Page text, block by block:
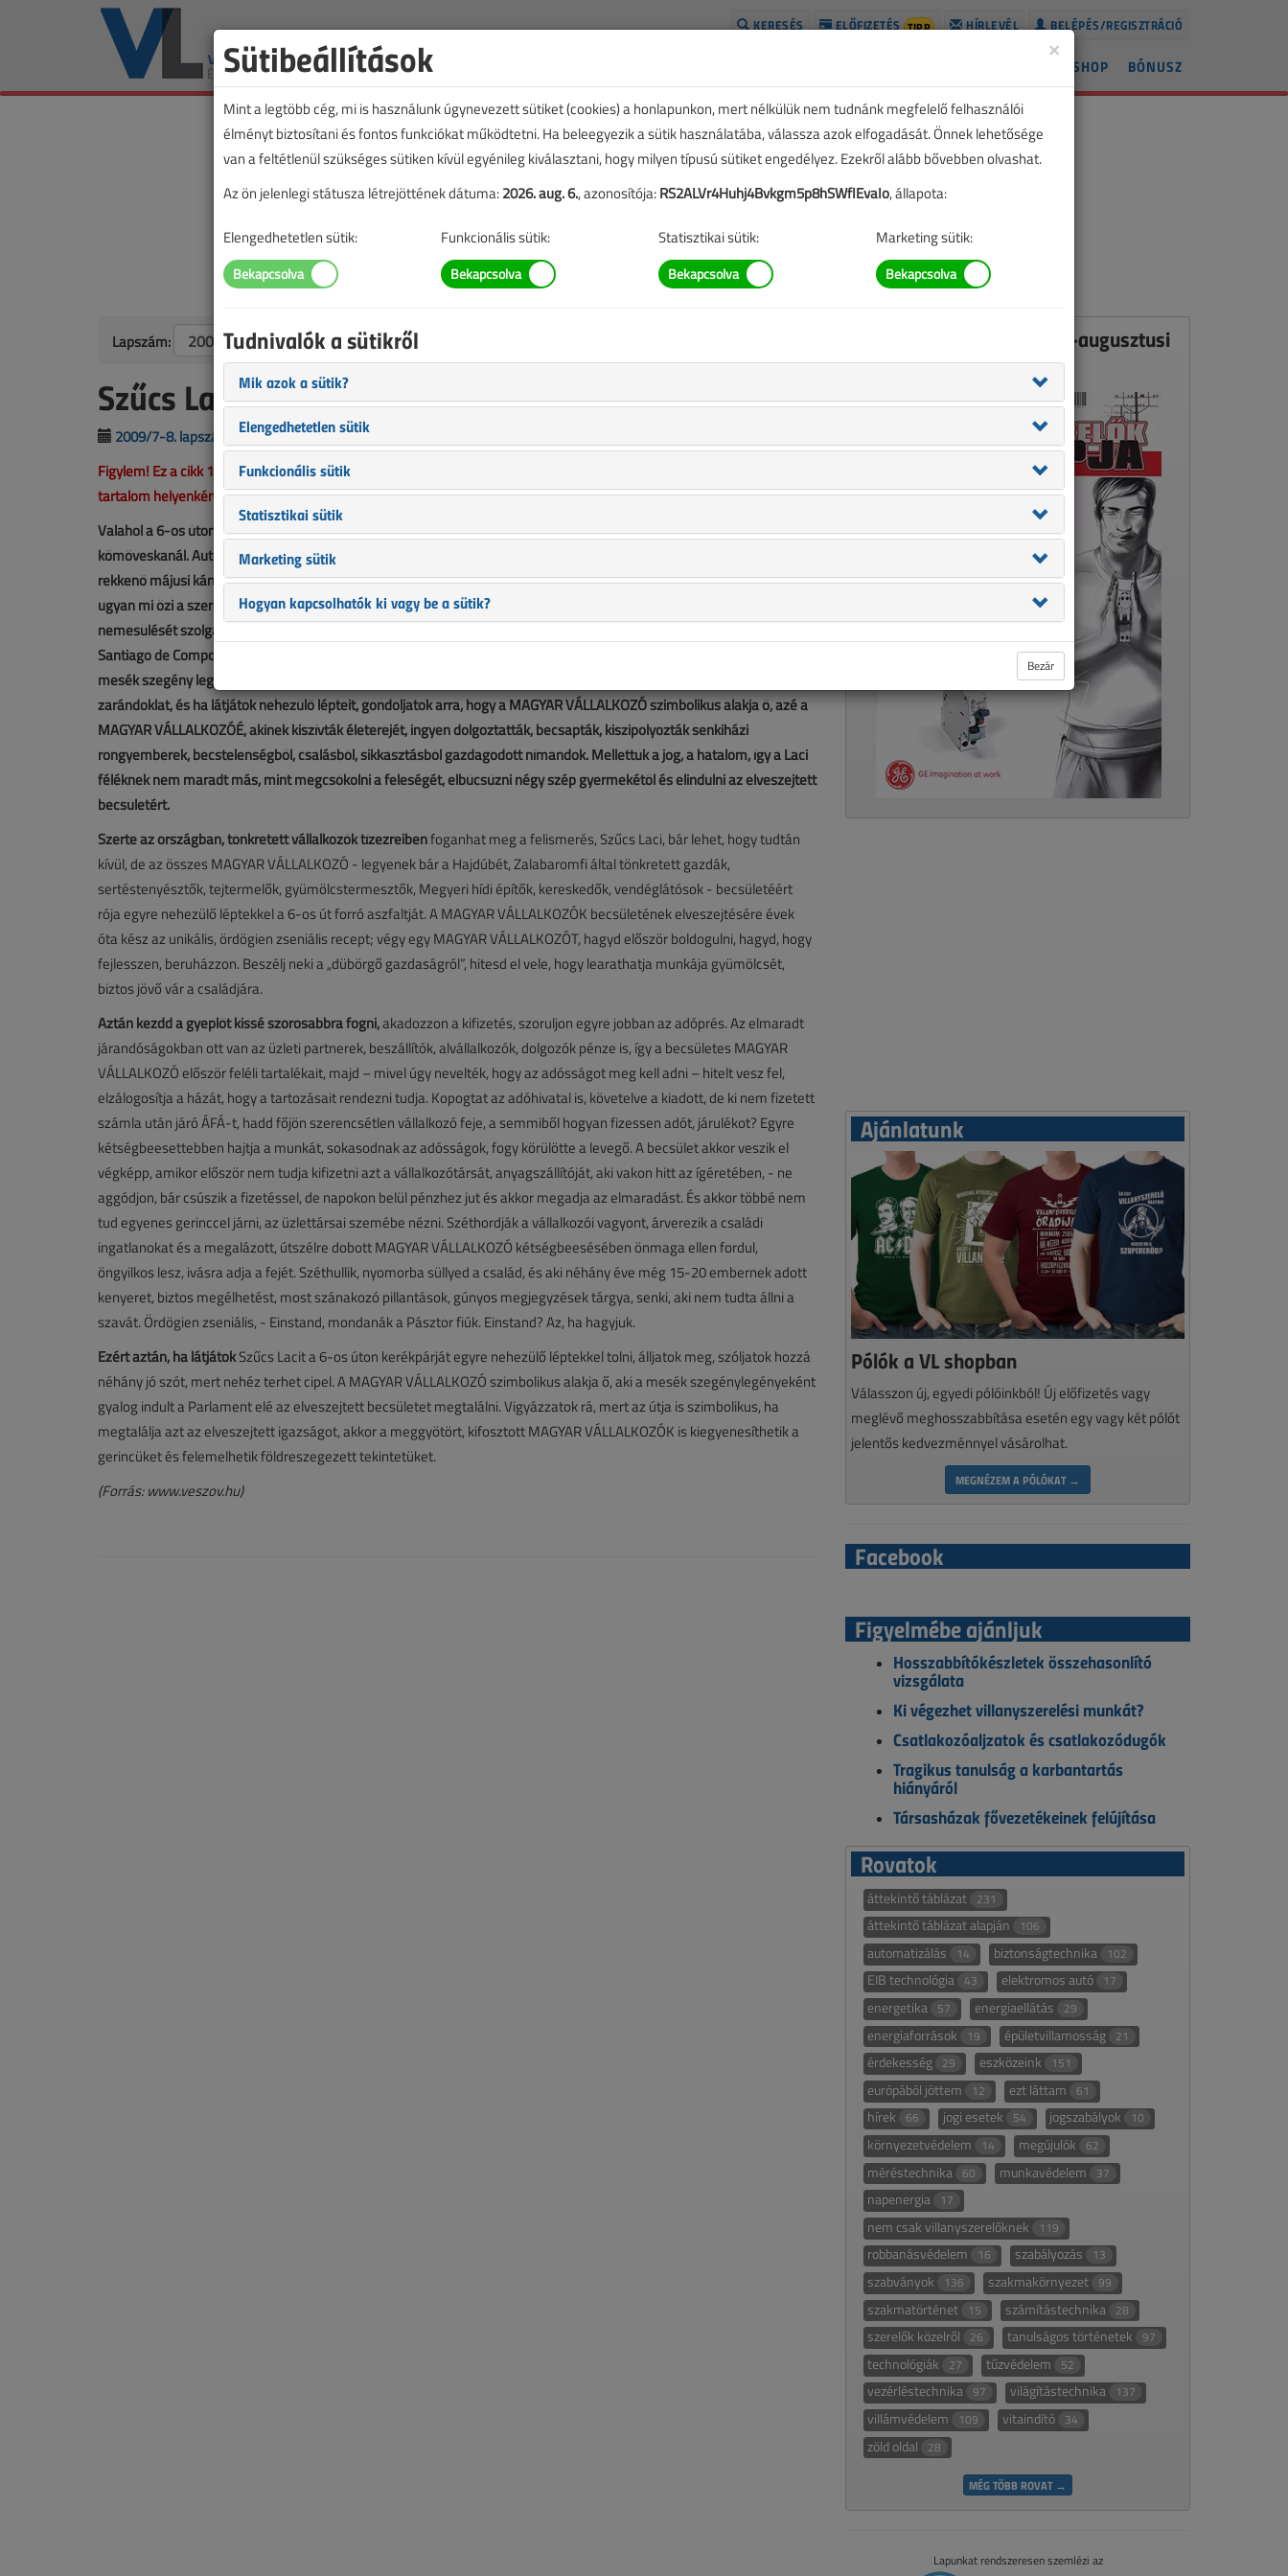
BELÉPÉS/REGISZTRÁCIÓ
HÍRLEVÉL
ELŐFIZETÉS TIPP
KERESÉS
BÓNUSZ
SHOP
Lapszám:
Szűcs Laci zarándokútja
2009/7-8. lapszám veszov.hu |
3485 |
Figylem! Ez a cikk 17 éve frissült utoljára. A benne szereplő információk mára aktualitásukat veszíthették, valamint a
tartalom helyenként hiányos lehet (képek, táblázatok stb.).
Valahol a 6-os úton kerékpárját tolva bandukol egy ember. A kormányra akasztva szatyor, benne szerszámok, fandli és
kőmőveskanál. Autók húznak el mellette és a röpke pillanatban talán szánakozva, vagy közömbösen nézik őt, ahogy a
rekkenő májusi kánikulában kerékpárjába kapaszkodva, nehezülő léptekkel rója a kilométereket. Talán arra gondolnak,
ugyan mi őzi a szerencsétlent, hogy nincs jobb dolga, mint a gőzölgő aszfaltot koptatni? Utak, melyek a lélek
nemesülését szolgálják, utak, ahol a test gyötrelmeiből katarzis születik; Csíksomlyó, Mariazell, Fatima, Lourdes,
Santiago de Compostela. Szűcs Laci útja kínból, szenvedésből, gyötrődésből született, végső elkeseredésében, mint a
mesék szegény legénye indult neki, hogy megtalálja az igazságát Budapesten, a Parlament előtt. Ez az út is
zarándoklat, és ha látjátok nehezülő lépteit, gondoljatok arra, hogy a MAGYAR VÁLLALKOZÓ szimbolikus alakja ő, azé a
MAGYAR VÁLLALKOZÓÉ, akinek kiszívták életerejét, ingyen dolgoztatták, becsapták, kiszipolyozták senkiházi
rongyemberek, becstelenségből, csalásból, sikkasztásból gazdagodott nímandok. Mellettük a jog, a hatalom, így a Laci
féléknek nem maradt más, mint megcsókolni a feleségét, elbúcsúzni négy szép gyermekétől és elindulni az elveszejtett
becsületért.
Szerte az országban, tönkretett vállalkozók tízezreibenfoganhat meg a felismerés, Szűcs Laci, bár lehet, hogy tudtán
kívül, de az összes MAGYAR VÁLLALKOZÓ - legyenek bár a Hajdúbét, Zalabaromfi által tönkretett gazdák,
sertéstenyésztők, tejtermelők, gyümölcstermesztők, Megyeri hídi építők, kereskedők, vendéglátósok - becsületéért
rója egyre nehezülő léptekkel a 6-os út forró aszfaltját. A MAGYAR VÁLLALKOZÓK becsületének elveszejtésére évek
óta kész az unikális, ördögien zseniális recept; végy egy MAGYAR VÁLLALKOZÓT, hagyd először boldogulni, hagyd, hogy
fejlesszen, beruházzon. Beszélj neki a „dübörgő gazdaságról”, hitesd el vele, hogy learathatja munkája gyümölcsét,
biztos jövő vár a családjára.
Aztán kezdd a gyeplőt kissé szorosabbra fogni,akadozzon a kifizetés, szoruljon egyre jobban az adóprés. Az elmaradt
járandóságokban ott van az üzleti partnerek, beszállítók, alvállalkozók, dolgozók pénze is, így a becsületes MAGYAR
VÁLLALKOZÓ először feléli tartalékait, majd – mivel úgy nevelték, hogy az adósságot meg kell adni – hitelt vesz fel,
elzálogosítja a házát, hogy a tartozásait rendezni tudja. Kopogtat az adóhivatal is, követelve a kiadott, de ki nem fizetett
számla után járó ÁFÁ-t, hadd főjön szerencsétlen vállalkozó feje, a semmiből hogyan fizessen adót, járulékot? Egyre
kétségbeesettebben hajtja a munkát, sokasodnak az adósságok, fogy körülötte a levegő. A becsület akkor veszik el
végképp, amikor először nem tudja kifizetni azt a vállalkozótársát, anyagszállítóját, aki vakon hitt az ígéretében, - ne
aggódjon, bár csúszik a fizetéssel, de napokon belül pénzhez jut és akkor megadja az elmaradást. És akkor többé nem
tud egyenes gerinccel járni, az üzlettársai szemébe nézni. Széthordják a vállalkozói vagyont, árverezik a családi
ingatlanokat és a megalázott, útszélre dobott MAGYAR VÁLLALKOZÓ kétségbeesésében önmaga ellen fordul,
öngyilkos lesz, ivásra adja a fejét. Széthullik, nyomorba süllyed a család, és aki néhány éve még 15-20 embernek adott
kenyeret, biztos megélhetést, most szánakozó pillantások, gúnyos megjegyzések tárgya, senki, aki nem tudta állni a
szavát. Ördögien zseniális, - Einstand, mondanák a Pásztor fiúk. Einstand? Az, ha hagyjuk.
Ezért aztán, ha látjátokSzűcs Lacit a 6-os úton kerékpárját egyre nehezülő léptekkel tolni, álljatok meg, szóljatok hozzá
néhány jó szót, mert nehéz terhet cipel. A MAGYAR VÁLLALKOZÓ szimbolikus alakja ő, aki a mesék szegénylegényeként
gyalog indult a Parlament elé az elveszejtett becsületet megtalálni. Vigyázzatok rá, mert az útja is szimbolikus, ha
megtalálja azt az elveszejtett igazságot, akkor a meggyötört, kifosztott MAGYAR VÁLLALKOZÓK is kiegyenesíthetik a
gerincüket és felemelhetik földreszegezett tekintetüket.
(Forrás: www.veszov.hu)
Ez a cikk a VL 2009. július-augusztusi
számában jelent meg.
Ajánlatunk
Pólók a VL shopban
Válasszon új, egyedi pólóinkból! Új előfizetés vagy
meglévő meghosszabbítása esetén egy vagy két pólót
jelentős kedvezménnyel vásárolhat.
MEGNÉZEM A PÓLÓKAT →
Facebook
Figyelmébe ajánljuk
Hosszabbítókészletek összehasonlító
vizsgálata
Ki végezhet villanyszerelési munkát?
Csatlakozóaljzatok és csatlakozódugók
Tragikus tanulság a karbantartás
hiányáról
Társasházak fővezetékeinek felújítása
Rovatok
áttekintő táblázat 231
áttekintő táblázat alapján 106
automatizálás 14 biztonságtechnika 102
EIB technológia 43 elektromos autó 17
energetika 57 energiaellátás 29
energiaforrások 19 épületvillamosság 21
érdekesség 29 eszközeink 151
európából jöttem 12 ezt láttam 61
hírek 66 jogi esetek 54 jogszabályok 10
környezetvédelem 14 megújulók 62
méréstechnika 60 munkavédelem 37
napenergia 17
nem csak villanyszerelőknek 119
robbanásvédelem 16 szabályozás 13
szabványok 136 szakmakörnyezet 99
szakmatörténet 15 számítástechnika 28
szerelők közelről 26 tanulságos történetek 97
technológiák 27 tűzvédelem 52
vezérléstechnika 97 világítástechnika 137
villámvédelem 109 vitaindító 34
zöld oldal 28
MÉG TÖBB ROVAT →
Lapunkat rendszeresen szemlézi az
×
Sütibeállítások
Mint a legtöbb cég, mi is használunk úgynevezett sütiket (cookies) a honlapunkon, mert nélkülük nem tudnánk megfelelő felhasználói
élményt biztosítani és fontos funkciókat működtetni. Ha beleegyezik a sütik használatába, válassza azok elfogadását. Önnek lehetősége
van a feltétlenül szükséges sütiken kívül egyénileg kiválasztani, hogy milyen típusú sütiket engedélyez. Ezekről alább bővebben olvashat.
Az ön jelenlegi státusza létrejöttének dátuma:2026. aug. 6., azonosítója:RS2ALVr4Huhj4Bvkgm5p8hSWfIEvaIo, állapota:
Elengedhetetlen sütik: Funkcionális sütik: Statisztikai sütik: Marketing sütik:
Tudnivalók a sütikről
Mik azok a sütik?
Elengedhetetlen sütik
Funkcionális sütik
Statisztikai sütik
Marketing sütik
Hogyan kapcsolhatók ki vagy be a sütik?
Bezár